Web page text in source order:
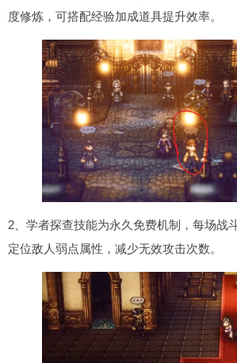
度修炼，可搭配经验加成道具提升效率。
2、学者探查技能为永久免费机制，每场战
定位敌人弱点属性，减少无效攻击次数。